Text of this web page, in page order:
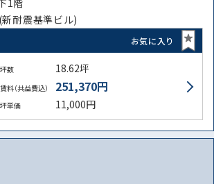
住所
探す
路線・駅
から探す
耐震基準ビル)
お気に入り
坪数 18.62坪
賃料（共益費込） 251,370円
坪単価 11,000円